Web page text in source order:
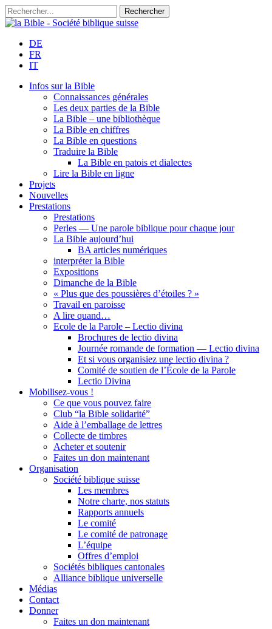
DE
FR
IT
Infos sur la Bible
Connaissances générales
Les deux parties de la Bible
La Bible – une bibliothèque
La Bible en chiffres
La Bible en questions
Traduire la Bible
La Bible en patois et dialectes
Lire la Bible en ligne
Projets
Nouvelles
Prestations
Prestations
Perles — Une parole biblique pour chaque jour
La Bible aujourd’hui
BA articles numériques
interpréter la Bible
Expositions
Dimanche de la Bible
« Plus que des poussières d’étoiles ? »
Travail en paroisse
A lire quand…
Ecole de la Parole – Lectio divina
Brochures de lectio divina
Journée romande de formation — Lectio divina
Et si vous organisiez une lectio divina ?
Comité de soutien de l’École de la Parole
Lectio Divina
Mobilisez-vous !
Ce que vous pouvez faire
Club “la Bible solidarité”
Aide à l’emballage de lettres
Collecte de timbres
Acheter et soutenir
Faites un don maintenant
Organisation
Société biblique suisse
Les membres
Notre charte, nos statuts
Rapports annuels
Le comité
Le comité de patronage
L’équipe
Offres d’emploi
Sociétés bibliques cantonales
Alliance biblique universelle
Médias
Contact
Donner
Faites un don maintenant